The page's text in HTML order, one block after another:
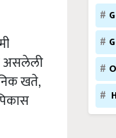
असलेली
खते,